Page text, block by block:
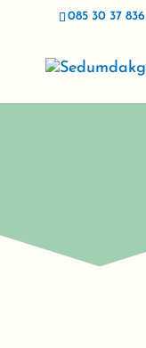
085 30 37 836